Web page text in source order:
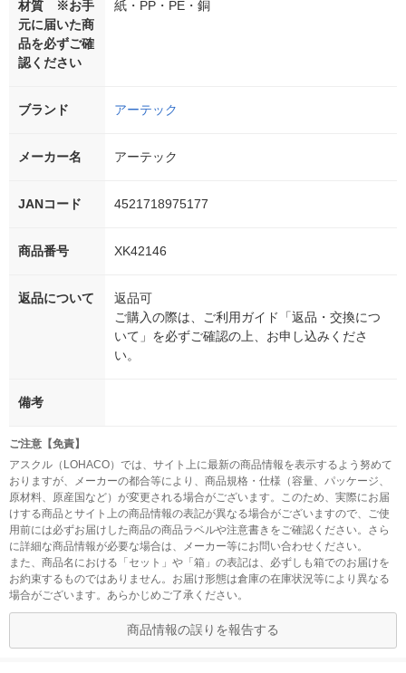
材質 ※お手
元に届いた商
品を必ずご確
認ください
紙・PP・PE・銅
ブランド アーテック
メーカー名 アーテック
JANコード 4521718975177
商品番号 XK42146
返品について
返品可
ご購入の際は、ご利用ガイド「返品・交換につ
いて」を必ずご確認の上、お申し込みくださ
い。
備考
ご注意【免責】
アスクル（LOHACO）では、サイト上に最新の商品情報を表示するよう努めて
おりますが、メーカーの都合等により、商品規格・仕様（容量、パッケージ、
原材料、原産国など）が変更される場合がございます。このため、実際にお届
けする商品とサイト上の商品情報の表記が異なる場合がございますので、ご使
用前には必ずお届けした商品の商品ラベルや注意書きをご確認ください。さら
に詳細な商品情報が必要な場合は、メーカー等にお問い合わせください。
また、商品名における「セット」や「箱」の表記は、必ずしも箱でのお届けを
お約束するものではありません。お届け形態は倉庫の在庫状況等により異なる
場合がございます。あらかじめご了承ください。
商品情報の誤りを報告する